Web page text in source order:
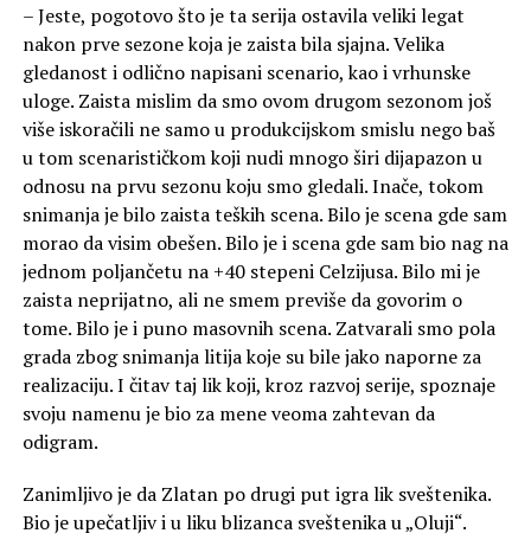
– Jeste, pogotovo što je ta serija ostavila veliki legat
nakon prve sezone koja je zaista bila sjajna. Velika
gledanost i odlično napisani scenario, kao i vrhunske
uloge. Zaista mislim da smo ovom drugom sezonom još
više iskoračili ne samo u produkcijskom smislu nego baš
u tom scenarističkom koji nudi mnogo širi dijapazon u
odnosu na prvu sezonu koju smo gledali. Inače, tokom
snimanja je bilo zaista teških scena. Bilo je scena gde sam
morao da visim obešen. Bilo je i scena gde sam bio nag na
jednom poljančetu na +40 stepeni Celzijusa. Bilo mi je
zaista neprijatno, ali ne smem previše da govorim o
tome. Bilo je i puno masovnih scena. Zatvarali smo pola
grada zbog snimanja litija koje su bile jako naporne za
realizaciju. I čitav taj lik koji, kroz razvoj serije, spoznaje
svoju namenu je bio za mene veoma zahtevan da
odigram.
Zanimljivo je da Zlatan po drugi put igra lik sveštenika.
Bio je upečatljiv i u liku blizanca sveštenika u „Oluji“.